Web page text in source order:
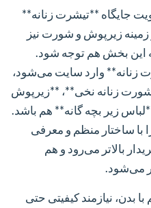
جایگاه **تیشرت زنانه**
زمینه زیرپوش و شورت نیز
این بخش هم توجه شود.
زنانه** وارد سایت می‌شود،
زنانه نخی**، **زیرپوش
زیر بچه گانه** هم باشد.
با ساختار منظم و معرفی
بالاتر می‌رود و هم
می‌شود.
بدن، نیازمند کیفیتی حتی